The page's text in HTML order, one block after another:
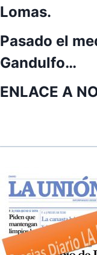
Lomas.
Pasado el
Gandulfo…
ENLACE A